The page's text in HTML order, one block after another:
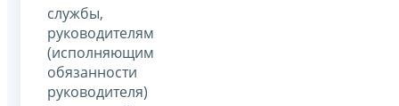
службы,
руководителям
(исполняющим
обязанности
руководителя)